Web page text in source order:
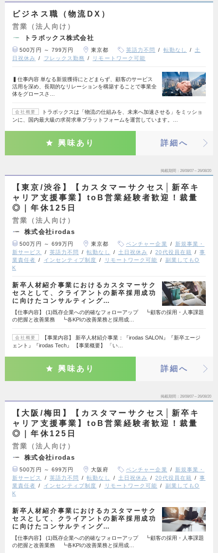
ビジネス職（物流DX）
営業（法人向け）
トラボックス株式会社
500万円 ～ 799万円 東京都 英語力不問 転勤なし
土
日祝休み
フレックス勤務 リモートワーク可能
▍仕事内容 単なる新規獲得にとどまらず、顧客のサービス
活用を深め、長期的なリレーションを構築することで事業全
体をグロースさ…
会社概要
トラボックスは「物流の仕組みを、未来へ加速させる」をミッショ
ンに、国内最大級の求荷求車プラットフォームを運営しています。…
興味あり 詳細へ
掲載期間 26/08/07～26/08/20
【東京/渋谷】【カスタマーサクセス│新卒キ
ャリア支援事業】toB営業経験者歓迎！裁量
◎｜年休125日
営業（法人向け）
株式会社irodas
500万円 ～ 699万円 東京都 ベンチャー企業
新規事業・
新サービス
英語力不問 転勤なし 土日祝休み 20代役員在籍
事
業責任者
インセンティブ制度 リモートワーク可能
副業してもO
K
新卒人材紹介事業におけるカスタマーサク
セスとして、クライアントの新卒採用成功
に向けたコンサルティング…
【仕事内容】 (1)既存企業への的確なフォローアップ ┗顧客の採用・人事課題
の把握と改善業務 ┗各KPIの改善業務と採用成…
会社概要
【事業内容】 新卒人材紹介事業：『irodas SALON』『新卒エージ
ェント』『irodas Tech』 【事業概要】 「い…
興味あり 詳細へ
掲載期間 26/08/07～26/08/20
【大阪/梅田】【カスタマーサクセス│新卒キ
ャリア支援事業】toB営業経験者歓迎！裁量
◎｜年休125日
営業（法人向け）
株式会社irodas
500万円 ～ 699万円 大阪府 ベンチャー企業
新規事業・
新サービス
英語力不問 転勤なし 土日祝休み 20代役員在籍
事
業責任者
インセンティブ制度 リモートワーク可能
副業してもO
K
新卒人材紹介事業におけるカスタマーサク
セスとして、クライアントの新卒採用成功
に向けたコンサルティング…
【仕事内容】 (1)既存企業への的確なフォローアップ ┗顧客の採用・人事課題
の把握と改善業務 ┗各KPIの改善業務と採用成…